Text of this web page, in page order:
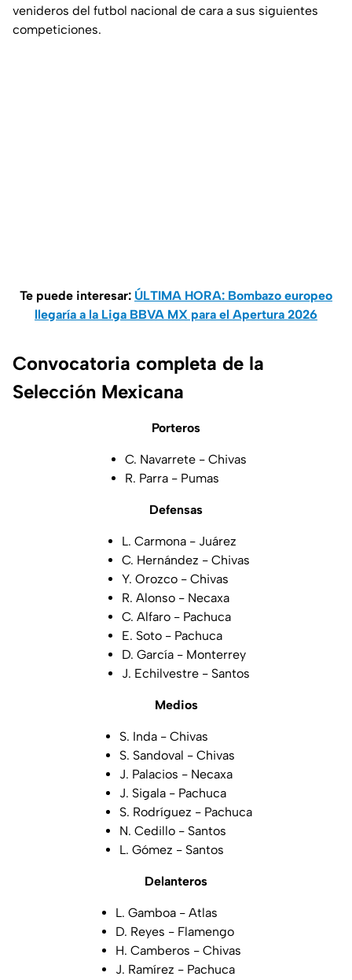
venideros del futbol nacional de cara a sus siguientes
competiciones.
Te puede interesar: ÚLTIMA HORA: Bombazo europeo
llegaría a la Liga BBVA MX para el Apertura 2026
Convocatoria completa de la
Selección Mexicana
Porteros
C. Navarrete - Chivas
R. Parra - Pumas
Defensas
L. Carmona - Juárez
C. Hernández - Chivas
Y. Orozco - Chivas
R. Alonso - Necaxa
C. Alfaro - Pachuca
E. Soto - Pachuca
D. García - Monterrey
J. Echilvestre - Santos
Medios
S. Inda - Chivas
S. Sandoval - Chivas
J. Palacios - Necaxa
J. Sigala - Pachuca
S. Rodríguez - Pachuca
N. Cedillo - Santos
L. Gómez - Santos
Delanteros
L. Gamboa - Atlas
D. Reyes - Flamengo
H. Camberos - Chivas
J. Ramírez - Pachuca